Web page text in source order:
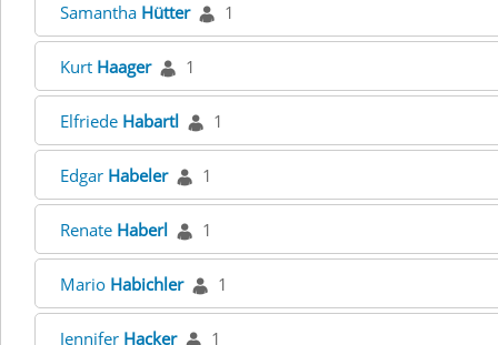
Samantha Hütter 1
Kurt Haager 1
Elfriede Habartl 1
Edgar Habeler 1
Renate Haberl 1
Mario Habichler 1
Jennifer Hacker 1